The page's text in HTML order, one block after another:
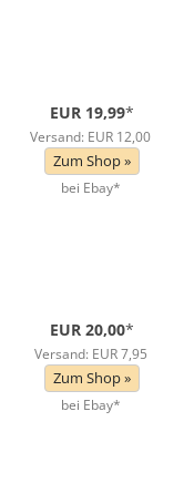
EUR 19,99*
Versand: EUR 12,00
Zum Shop »
bei Ebay*
EUR 20,00*
Versand: EUR 7,95
Zum Shop »
bei Ebay*